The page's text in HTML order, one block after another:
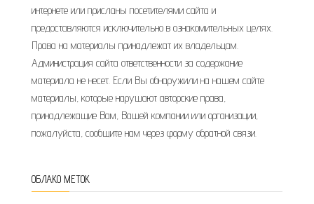
интернете или присланы посетителями сайта и
предоставляются исключительно в ознакомительных целях.
Права на материалы принадлежат их владельцам.
Администрация сайта ответственности за содержание
материала не несет. Если Вы обнаружили на нашем сайте
материалы, которые нарушают авторские права,
принадлежащие Вам, Вашей компании или организации,
пожалуйста, сообщите нам через форму обратной связи.
ОБЛАКО МЕТОК